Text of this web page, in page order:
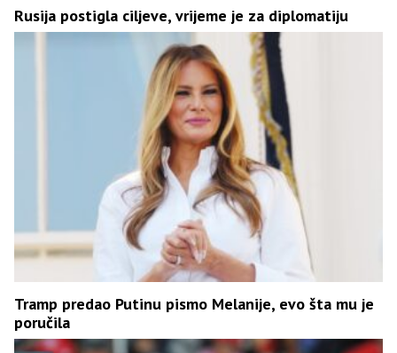
Rusija postigla ciljeve, vrijeme je za diplomatiju
Tramp predao Putinu pismo Melanije, evo šta mu je
poručila